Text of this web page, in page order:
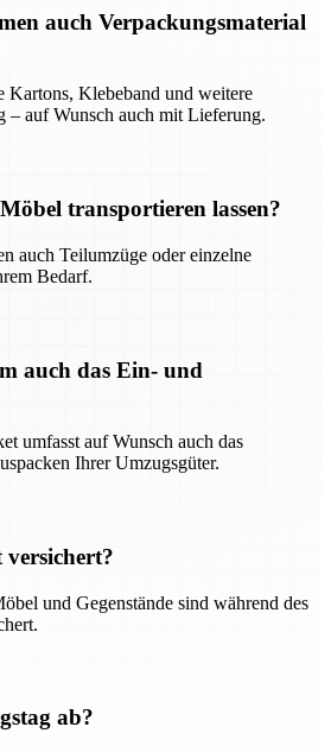
auch Verpackungsmaterial
Kartons, Klebeband und weitere
– auf Wunsch auch mit Lieferung.
transportieren lassen?
auch Teilumzüge oder einzelne
Bedarf.
auch das Ein- und
umfasst auf Wunsch auch das
Ihrer Umzugsgüter.
versichert?
und Gegenstände sind während des
ab?